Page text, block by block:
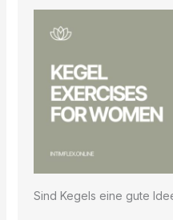
Sind Kegels eine gute